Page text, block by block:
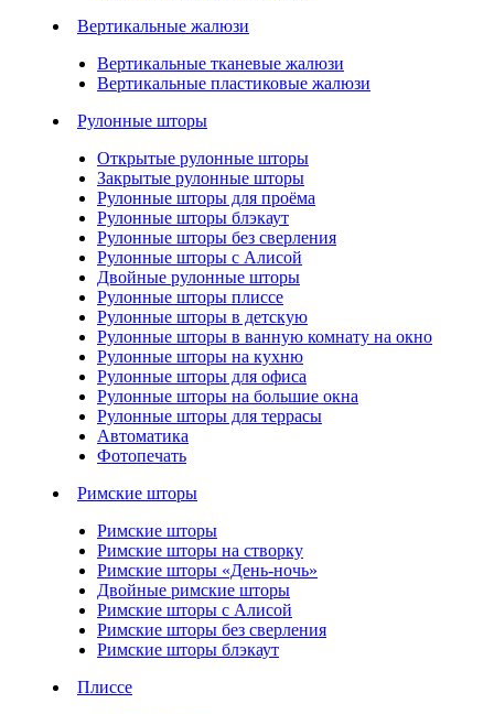
Вертикальные жалюзи
Вертикальные тканевые жалюзи
Вертикальные пластиковые жалюзи
Рулонные шторы
Открытые рулонные шторы
Закрытые рулонные шторы
Рулонные шторы для проёма
Рулонные шторы блэкаут
Рулонные шторы без сверления
Рулонные шторы с Алисой
Двойные рулонные шторы
Рулонные шторы плиссе
Рулонные шторы в детскую
Рулонные шторы в ванную комнату на окно
Рулонные шторы на кухню
Рулонные шторы для офиса
Рулонные шторы на большие окна
Рулонные шторы для террасы
Автоматика
Фотопечать
Римские шторы
Римские шторы
Римские шторы на створку
Римские шторы «День-ночь»
Двойные римские шторы
Римские шторы с Алисой
Римские шторы без сверления
Римские шторы блэкаут
Плиссе